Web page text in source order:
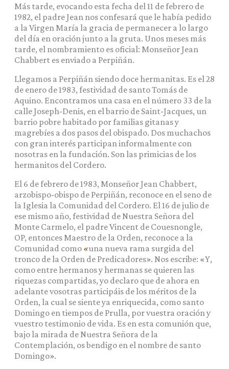
Más tarde, evocando esta fecha del 11 de febrero de
1982, el padre Jean nos confesará que le había pedido
a la Virgen María la gracia de permanecer a lo largo
del día en oración junto a la gruta. Unos meses más
tarde, el nombramiento es oficial: Monseñor Jean
Chabbert es enviado a Perpiñán.
Llegamos a Perpiñán siendo doce hermanitas. Es el 28
de enero de 1983, festividad de santo Tomás de
Aquino. Encontramos una casa en el número 33 de la
calle Joseph-Denis, en el barrio de Saint-Jacques, un
barrio pobre habitado por familias gitanas y
magrebíes a dos pasos del obispado. Dos muchachos
con gran interés participan informalmente con
nosotras en la fundación. Son las primicias de los
hermanitos del Cordero.
El 6 de febrero de 1983, Monseñor Jean Chabbert,
arzobispo-obispo de Perpiñán, reconoce en el seno de
la Iglesia la Comunidad del Cordero. El 16 de julio de
ese mismo año, festividad de Nuestra Señora del
Monte Carmelo, el padre Vincent de Couesnongle,
OP, entonces Maestro de la Orden, reconoce a la
Comunidad como «una nueva rama surgida del
tronco de la Orden de Predicadores». Nos escribe: «Y,
como entre hermanos y hermanas se quieren las
riquezas compartidas, yo declaro que de ahora en
adelante vosotras participáis de los méritos de la
Orden, la cual se siente ya enriquecida, como santo
Domingo en tiempos de Prulla, por vuestra oración y
vuestro testimonio de vida. Es en esta comunión que,
bajo la mirada de Nuestra Señora de la
Contemplación, os bendigo en el nombre de santo
Domingo».